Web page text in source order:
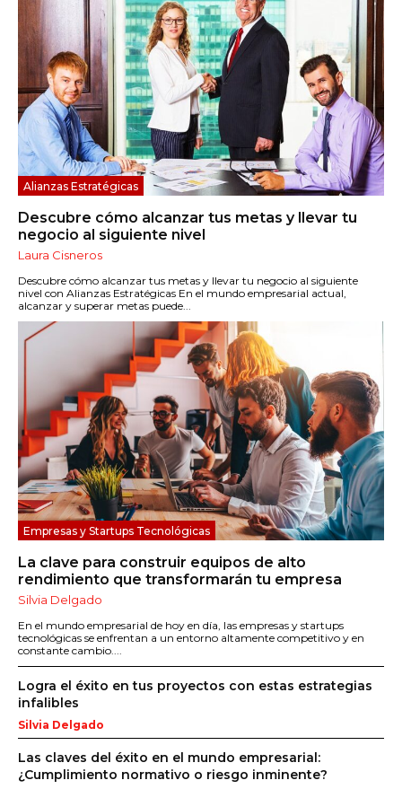
Alianzas Estratégicas
Descubre cómo alcanzar tus metas y llevar tu
negocio al siguiente nivel
Laura Cisneros
Descubre cómo alcanzar tus metas y llevar tu negocio al siguiente
nivel con Alianzas Estratégicas En el mundo empresarial actual,
alcanzar y superar metas puede...
Empresas y Startups Tecnológicas
La clave para construir equipos de alto
rendimiento que transformarán tu empresa
Silvia Delgado
En el mundo empresarial de hoy en día, las empresas y startups
tecnológicas se enfrentan a un entorno altamente competitivo y en
constante cambio....
Logra el éxito en tus proyectos con estas estrategias
infalibles
Silvia Delgado
Las claves del éxito en el mundo empresarial:
¿Cumplimiento normativo o riesgo inminente?